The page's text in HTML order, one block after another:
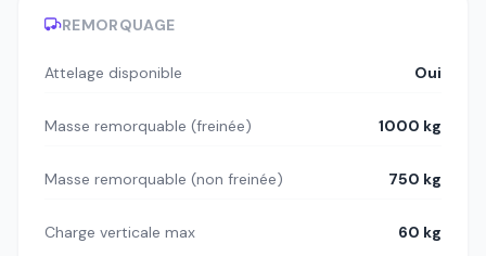
REMORQUAGE
Attelage disponible Oui
Masse remorquable (freinée) 1000 kg
Masse remorquable (non freinée) 750 kg
Charge verticale max 60 kg